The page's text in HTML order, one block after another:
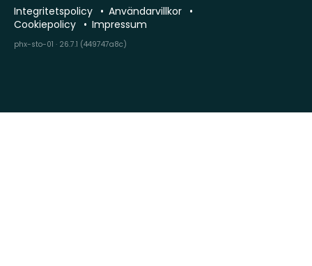
Integritetspolicy
Användarvillkor
Cookiepolicy
Impressum
phx-sto-01 · 26.7.1 (449747a8c)